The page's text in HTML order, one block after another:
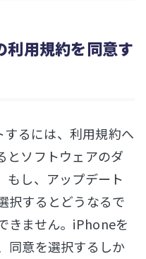
利用規約を同意す
るには、利用規約へ
とソフトウェアのダ
もし、アップデート
択するとどうなるで
きません。iPhoneを
同意を選択するしか